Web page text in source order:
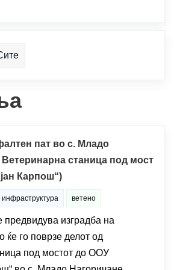
пат во с. Младо
станица под мост
Карпош“)
инфраструктура ветено
предвидува изградба на
ќе го поврзе делот од
под мостот до ООУ